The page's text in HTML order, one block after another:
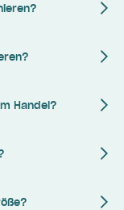
Handel?